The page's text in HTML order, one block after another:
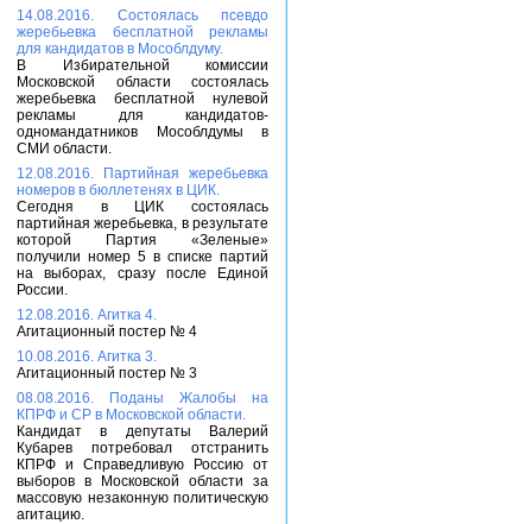
14.08.2016. Состоялась псевдо
жеребьевка бесплатной рекламы
для кандидатов в Мособлдуму.
В Избирательной комиссии
Московской области состоялась
жеребьевка бесплатной нулевой
рекламы для кандидатов-
одномандатников Мособлдумы в
СМИ области.
12.08.2016. Партийная жеребьевка
номеров в бюллетенях в ЦИК.
Сегодня в ЦИК состоялась
партийная жеребьевка, в результате
которой Партия «Зеленые»
получили номер 5 в списке партий
на выборах, сразу после Единой
России.
12.08.2016. Агитка 4.
Агитационный постер № 4
10.08.2016. Агитка 3.
Агитационный постер № 3
08.08.2016. Поданы Жалобы на
КПРФ и СР в Московской области.
Кандидат в депутаты Валерий
Кубарев потребовал отстранить
КПРФ и Справедливую Россию от
выборов в Московской области за
массовую незаконную политическую
агитацию.